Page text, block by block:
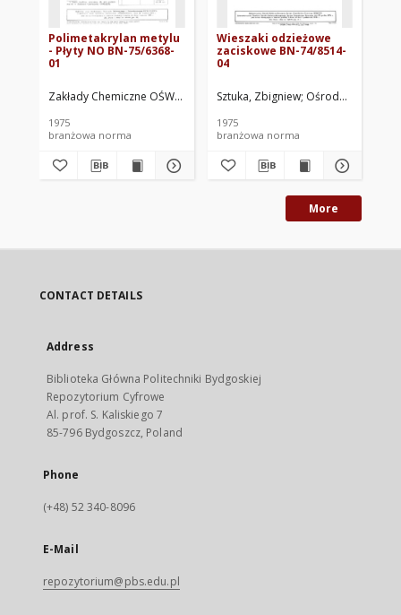
Polimetakrylan metylu
- Płyty NO BN-75/6368-
01
Zakłady Chemiczne OŚWIĘCIM w Oświęcimiu. Oprac.
1975
branżowa norma
Wieszaki odzieżowe
zaciskowe BN-74/8514-
04
Sztuka, Zbigniew Ośrodek
1975
branżowa norma
More
CONTACT DETAILS
Address
Biblioteka Główna Politechniki Bydgoskiej
Repozytorium Cyfrowe
Al. prof. S. Kaliskiego 7
85-796 Bydgoszcz, Poland
Phone
(+48) 52 340-8096
E-Mail
repozytorium@pbs.edu.pl